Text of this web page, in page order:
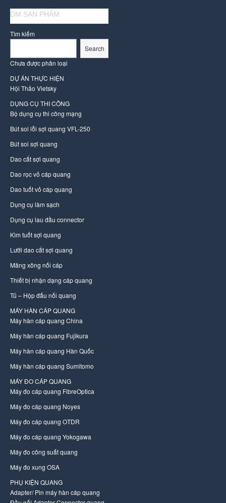
DM SAN PHẨM
Tìm kiếm
Search
Chưa được phân loại
DỰ ÁN THỰC HIỆN
Hội Thảo Vietsky
DỤNG CỤ THI CÔNG
Bộ dụng cụ thi công mạng
Bút soi lỗi sợi quang VFL-250
Bút soi sợi quang
Dao cắt sợi quang
Dao rọc vỏ cáp quang
Dao tuốt vỏ cáp quang
Dụng cụ làm sạch
Dụng cụ lau đầu connector
Kìm tuốt sợi quang
Lưỡi dao cắt sợi quang
Măng xông nối cáp
Thiết bị nhận dạng cáp quang
Tủ – Hộp đấu nối quang
MÁY HÀN CÁP QUANG
Máy hàn cáp quang China
Máy hàn cáp quang Fujikura
Máy hàn cáp quang Hàn Quốc
Máy hàn cáp quang Sumitomo
MÁY ĐO CÁP QUANG
Máy đo cáp quang FibreOptica
Máy đo cáp quang Noyes
Máy đo cáp quang OTDR
Máy đo cáp quang Yokogawa
Máy đo công suất quang
Máy đo xung OSA
PHỤ KIỆN QUANG
Adapter/ Pin máy hàn cáp quang